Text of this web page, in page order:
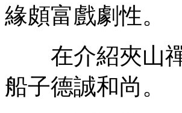
緣頗富戲劇性。
在介紹夾山禪
船子德誠和尚。